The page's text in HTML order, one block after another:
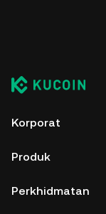
Korporat
Produk
Perkhidmatan